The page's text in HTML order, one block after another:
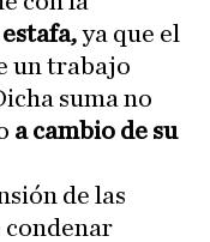
ya que el
un trabajo
suma no
a cambio de su
de las
condenar